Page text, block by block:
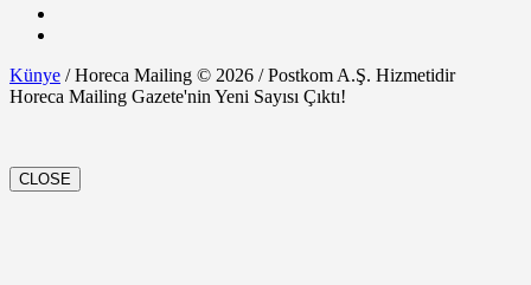
Künye / Horeca Mailing © 2026 / Postkom A.Ş. Hizmetidir
Horeca Mailing Gazete'nin Yeni Sayısı Çıktı!
CLOSE